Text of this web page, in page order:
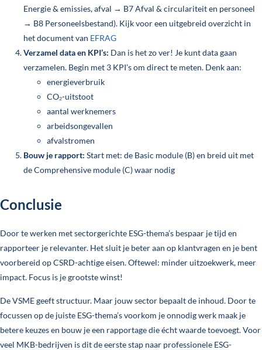
Energie & emissies, afval → B7 Afval & circulariteit en personeel
→ B8 Personeelsbestand). Kijk voor een uitgebreid overzicht in
het document van EFRAG
Verzamel data en KPI’s: Dan is het zo ver! Je kunt data gaan
verzamelen. Begin met 3 KPI’s om direct te meten. Denk aan:
energieverbruik
CO₂-uitstoot
aantal werknemers
arbeidsongevallen
afvalstromen
Bouw je rapport: Start met: de Basic module (B) en breid uit met
de Comprehensive module (C) waar nodig
Conclusie
Door te werken met sectorgerichte ESG-thema’s bespaar je tijd en
rapporteer je relevanter. Het sluit je beter aan op klantvragen en je bent
voorbereid op CSRD-achtige eisen. Oftewel: minder uitzoekwerk, meer
impact. Focus is je grootste winst!
De VSME geeft structuur. Maar jouw sector bepaalt de inhoud. Door te
focussen op de juiste ESG-thema’s voorkom je onnodig werk maak je
betere keuzes en bouw je een rapportage die écht waarde toevoegt. Voor
veel MKB-bedrijven is dit de eerste stap naar professionele ESG-